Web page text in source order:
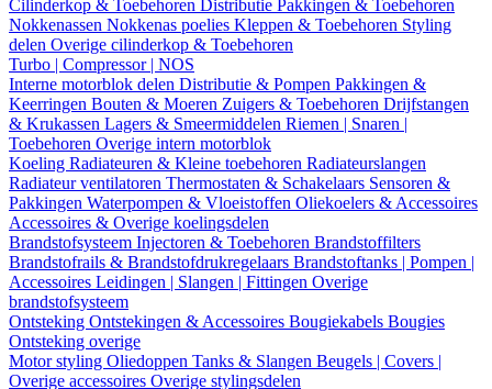
Cilinderkop & Toebehoren Distributie Pakkingen & Toebehoren
Nokkenassen Nokkenas poelies Kleppen & Toebehoren Styling
delen Overige cilinderkop & Toebehoren
Turbo | Compressor | NOS
Interne motorblok delen Distributie & Pompen Pakkingen &
Keerringen Bouten & Moeren Zuigers & Toebehoren Drijfstangen
& Krukassen Lagers & Smeermiddelen Riemen | Snaren |
Toebehoren Overige intern motorblok
Koeling Radiateuren & Kleine toebehoren Radiateurslangen
Radiateur ventilatoren Thermostaten & Schakelaars Sensoren &
Pakkingen Waterpompen & Vloeistoffen Oliekoelers & Accessoires
Accessoires & Overige koelingsdelen
Brandstofsysteem Injectoren & Toebehoren Brandstoffilters
Brandstofrails & Brandstofdrukregelaars Brandstoftanks | Pompen |
Accessoires Leidingen | Slangen | Fittingen Overige
brandstofsysteem
Ontsteking Ontstekingen & Accessoires Bougiekabels Bougies
Ontsteking overige
Motor styling Oliedoppen Tanks & Slangen Beugels | Covers |
Overige accessoires Overige stylingsdelen